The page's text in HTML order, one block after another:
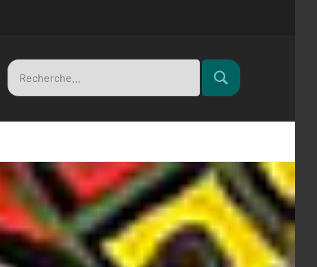
Recherche
pour
Rechercher